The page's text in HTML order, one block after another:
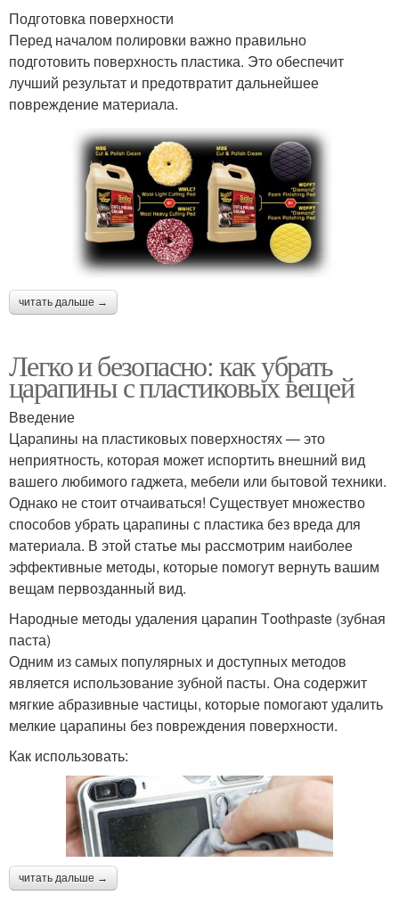
Подготовка поверхности
Перед началом полировки важно правильно
подготовить поверхность пластика. Это обеспечит
лучший результат и предотвратит дальнейшее
повреждение материала.
читать дальше →
Легко и безопасно: как убрать
царапины с пластиковых вещей
Введение
Царапины на пластиковых поверхностях — это
неприятность, которая может испортить внешний вид
вашего любимого гаджета, мебели или бытовой техники.
Однако не стоит отчаиваться! Существует множество
способов убрать царапины с пластика без вреда для
материала. В этой статье мы рассмотрим наиболее
эффективные методы, которые помогут вернуть вашим
вещам первозданный вид.
Народные методы удаления царапин Тoothpaste (зубная
паста)
Одним из самых популярных и доступных методов
является использование зубной пасты. Она содержит
мягкие абразивные частицы, которые помогают удалить
мелкие царапины без повреждения поверхности.
Как использовать:
читать дальше →